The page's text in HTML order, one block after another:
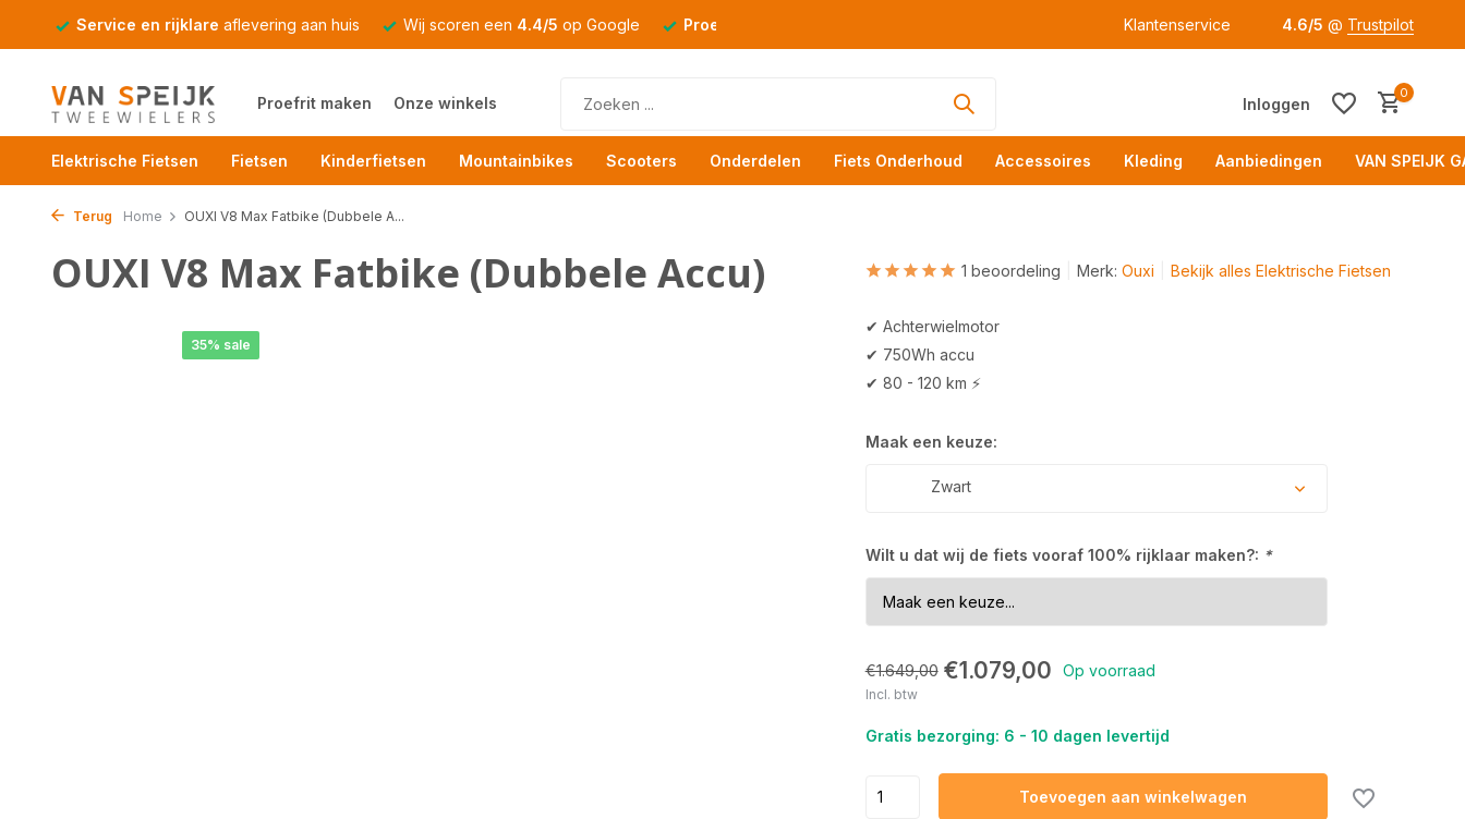
Service en rijklare aflevering aan huis Wij scoren een 4.4/5 op Google Proefrit Klantenservice 4.6/5 @ Trustpilot
Proefrit maken Onze winkels Inloggen
0
Elektrische Fietsen Fietsen Kinderfietsen Mountainbikes Scooters Onderdelen Fiets Onderhoud Accessoires Kleding Aanbiedingen VAN SPEIJK
Terug Home OUXI V8 Max Fatbike (Dubbele A...
OUXI V8 Max Fatbike (Dubbele Accu)
35% sale
1 beoordeling Merk: Ouxi Bekijk alles Elektrische Fietsen
✔ Achterwielmotor
✔ 750Wh accu
✔ 80 - 120 km ⚡
Maak een keuze:
Zwart
Wilt u dat wij de fiets vooraf 100% rijklaar maken?: *
€1.649,00 €1.079,00 Op voorraad
Incl. btw
Gratis bezorging: 6 - 10 dagen levertijd
Toevoegen aan winkelwagen